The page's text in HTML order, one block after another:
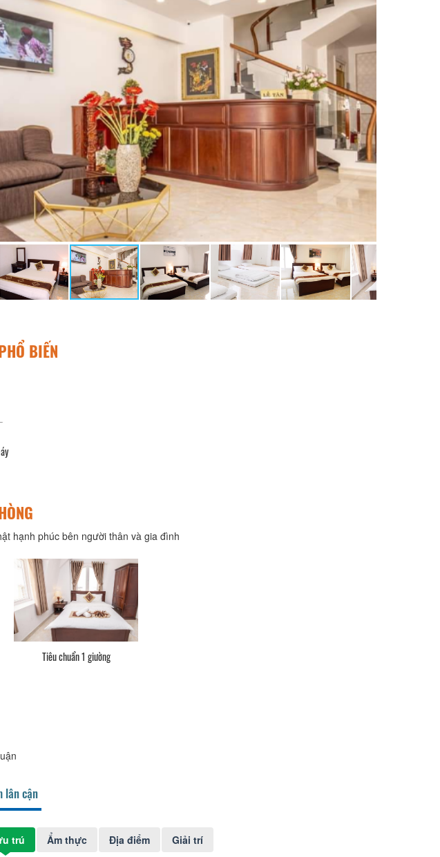
BIẾN
hạnh phúc bên người thân và gia đình
Tiêu chuẩn 1 giường
lân cận
trú Ẩm thực Địa điểm Giải trí